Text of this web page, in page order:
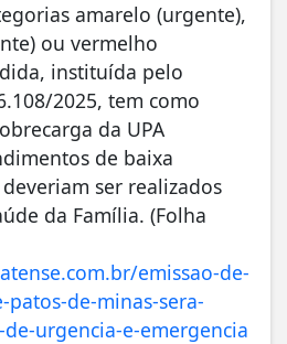
amarelo (urgente),
ou vermelho
instituída pelo
2025, tem como
da UPA
de baixa
ser realizados
da Família. (Folha
emissao-de-
de-minas-sera-
urgencia-e-emergencia